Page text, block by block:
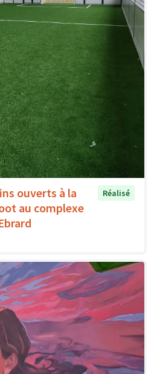
ouverts à la
au complexe
Réalisé